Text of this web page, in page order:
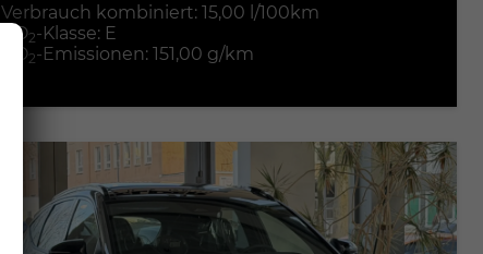
Verbrauch kombiniert: 15,00 l/100km
CO2-Klasse: E
CO2-Emissionen: 151,00 g/km